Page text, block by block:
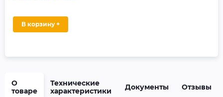
В корзину +
О
товаре
Технические
характеристики
Документы Отзывы